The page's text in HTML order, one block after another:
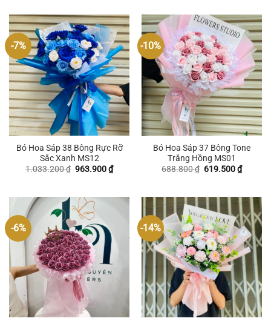
-7%
Bó Hoa Sáp 38 Bông Rực Rỡ
Sắc Xanh MS12
1.033.200₫ Giá
963.900₫Giá
hiện
963.900 ₫.
-10%
Bó Hoa Sáp 37 Bông Tone
Trắng Hồng MS01
688.800₫ Giá
619.500₫Giá
hiện
-6% -14%